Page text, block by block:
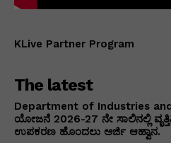
KLive Partner Program
The latest
Department of Industries
ಯೋಜನೆ 2026-27 ನೇ ಸಾಲಿನಲ್ಲಿ
ಉಪಕರಣ ಹೊಂದಲು ಅರ್ಜಿ ಆಹ್ವಾನ.